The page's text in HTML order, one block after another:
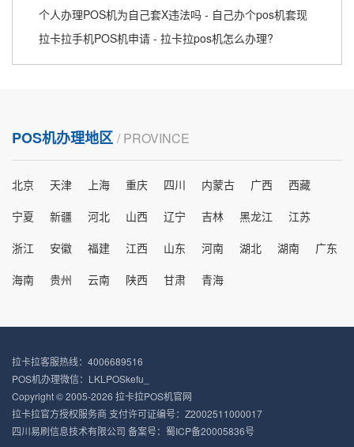
个人办理POS机为自己套X违法吗 - 自己办个pos机套现
拉卡拉手机POS机申请 - 拉卡拉pos机怎么办理?
POS机办理地区 / PROVINCE
北京 天津 上海 重庆 四川 内蒙古 广西
西藏
宁夏
新疆 河北 山西 辽宁 吉林 黑龙江
江苏
浙江
安徽 福建 江西 山东 河南 湖北 湖南
广东
海南
贵州 云南 陕西 甘肃 青海
拉卡拉客服热线：4006689516
POS机办理微信：LKLPOSkefu_
Copyright © 2005-2026 拉卡拉POS机官网
拉卡拉官方授权服务商 支付许可证编号：Z2002511000017
四川易刷信息技术有限公司 备案号： 蜀ICP备20005836号